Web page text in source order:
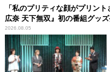
「私のプリティな顔がプリン
広奈 天下無双』初の番組グッ
2026.08.05